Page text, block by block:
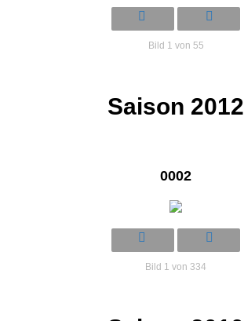
Bild 1 von 55
Saison 2012
0002
Bild 1 von 334